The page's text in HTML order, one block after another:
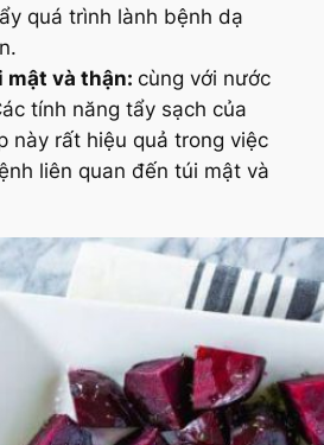
quá trình lành bệnh dạ
mật và thận: cùng với nước
tính năng tẩy sạch của
này rất hiệu quả trong việc
liên quan đến túi mật và